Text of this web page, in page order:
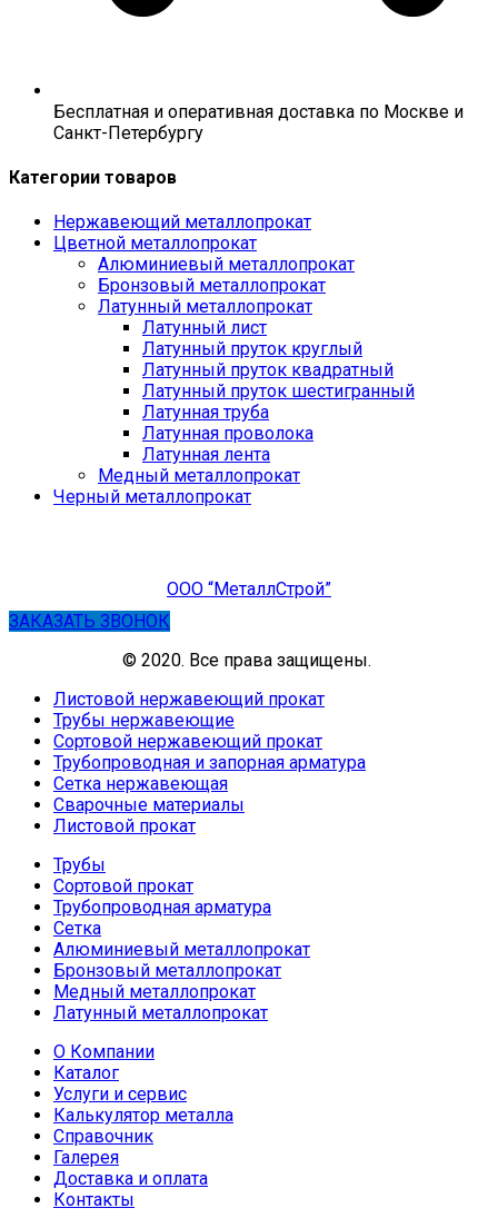
Бесплатная и оперативная доставка по Москве и
Санкт-Петербургу
Категории товаров
Нержавеющий металлопрокат
Цветной металлопрокат
Алюминиевый металлопрокат
Бронзовый металлопрокат
Латунный металлопрокат
Латунный лист
Латунный пруток круглый
Латунный пруток квадратный
Латунный пруток шестигранный
Латунная труба
Латунная проволока
Латунная лента
Медный металлопрокат
Черный металлопрокат
ООО “МеталлСтрой”
ЗАКАЗАТЬ ЗВОНОК
© 2020. Все права защищены.
Листовой нержавеющий прокат
Трубы нержавеющие
Сортовой нержавеющий прокат
Трубопроводная и запорная арматура
Сетка нержавеющая
Сварочные материалы
Листовой прокат
Трубы
Сортовой прокат
Трубопроводная арматура
Сетка
Алюминиевый металлопрокат
Бронзовый металлопрокат
Медный металлопрокат
Латунный металлопрокат
О Компании
Каталог
Услуги и сервис
Калькулятор металла
Справочник
Галерея
Доставка и оплата
Контакты